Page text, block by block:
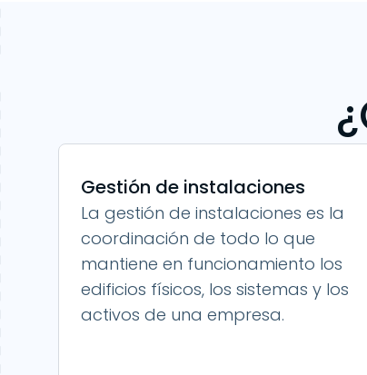
Gestión de instalaciones
La gestión de instalaciones es la
coordinación de todo lo que
mantiene en funcionamiento los
edificios físicos, los sistemas y los
activos de una empresa.